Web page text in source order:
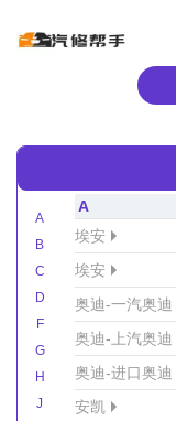
A
B
C
D
F
G
H
J
A
埃安
埃安
奥迪-一汽奥迪
奥迪-上汽奥迪
奥迪-进口奥迪
安凯